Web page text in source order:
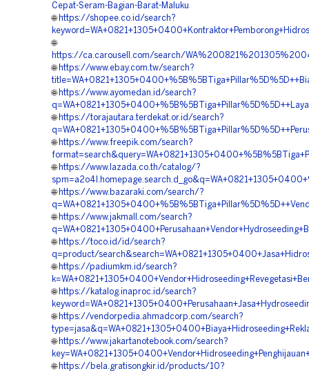
Cepat-Seram-Bagian-Barat-Maluku
🌐 https://shopee.co.id/search?
🌐
https://ca.carousell.com/search/
🌐 https://www.ebay.com.tw/search?
🌐 https://www.ayomedan.id/search?
🌐 https://torajautara.terdekat.or.id/search?
🌐 https://www.freepik.com/search?
🌐 https://www.lazada.co.th/catalog/?
🌐 https://www.bazaraki.com/search/?
🌐 https://www.jakmall.com/search?
🌐 https://toco.id/id/search?
q=product/
🌐 https://padiumkm.id/search?
🌐 https://katalog.inaproc.id/search?
🌐 https://vendorpedia.ahmadcorp.com/search?
🌐 https://www.jakartanotebook.com/search?
🌐 https://bela.gratisongkir.id/products/10?